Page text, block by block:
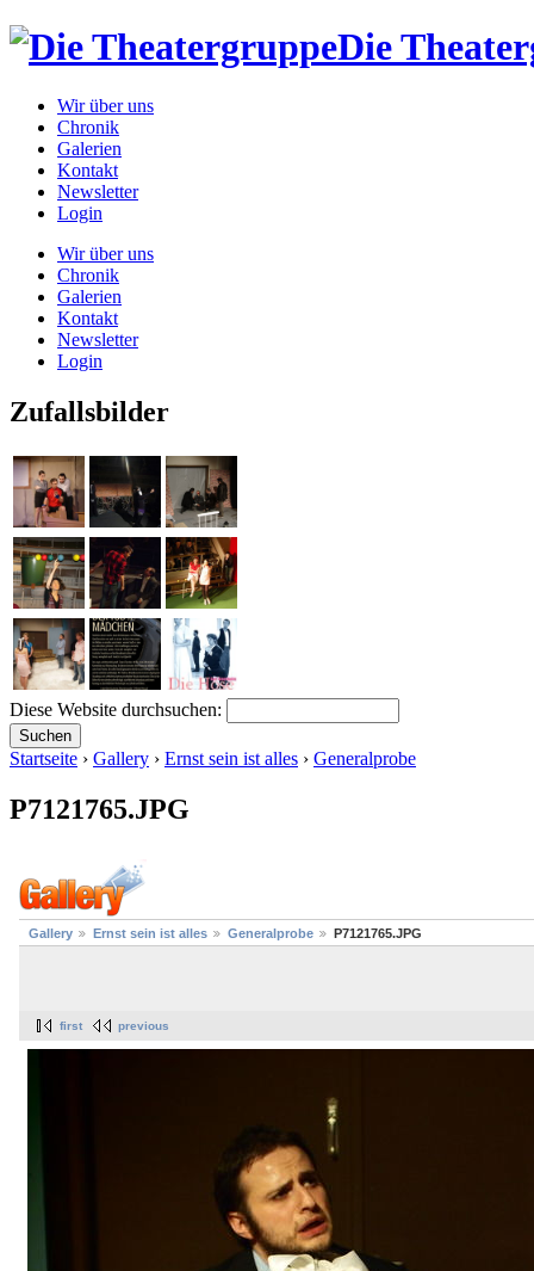
Die
Wir über uns
Chronik
Galerien
Kontakt
Newsletter
Login
Wir über uns
Chronik
Galerien
Kontakt
Newsletter
Login
Zufallsbilder
Diese Website durchsuchen:
Startseite › Gallery › Ernst sein ist alles › Generalprobe
P7121765.JPG
Gallery Ernst sein ist alles Generalprobe P7121765.JPG
first previous